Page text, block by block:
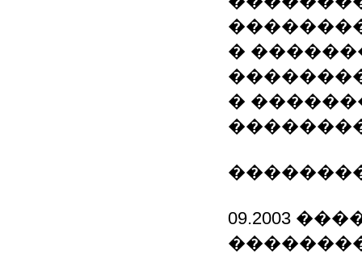
�
�
09.2003